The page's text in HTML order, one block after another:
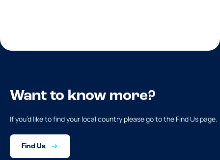
Want to know more?
If you’d like to find your local country please go to the Find Us page.
Find Us